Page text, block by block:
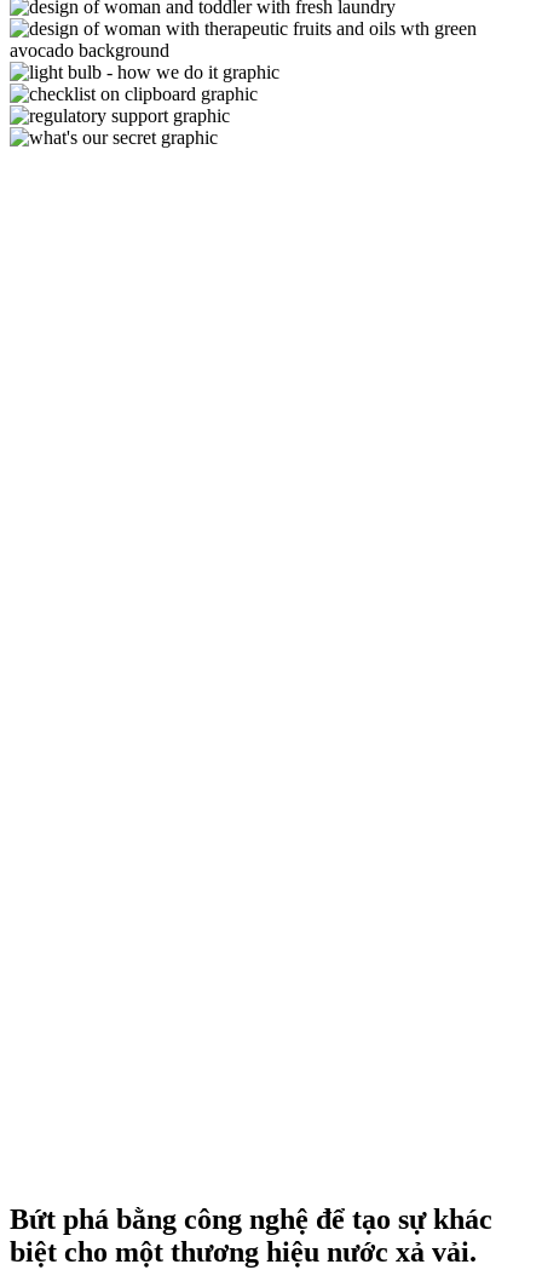
Bứt phá bằng công nghệ để tạo sự khác
biệt cho một thương hiệu nước xả vải.